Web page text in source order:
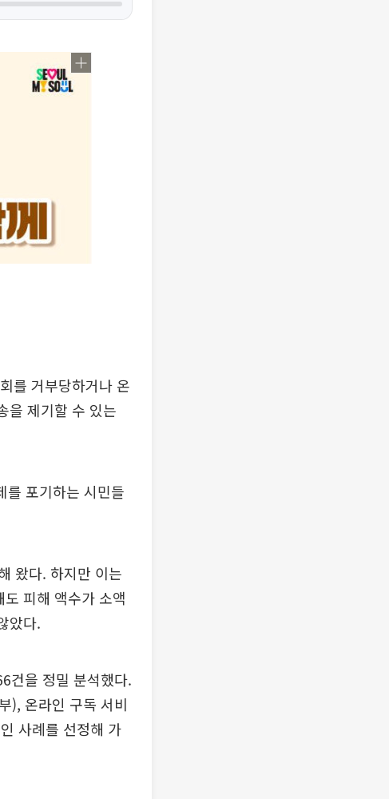
를 거부당하거나 온
을 제기할 수 있는
를 포기하는 시민들
왔다. 하지만 이는
피해 액수가 소액
았다.
건을 정밀 분석했다.
), 온라인 구독 서비
사례를 선정해 가